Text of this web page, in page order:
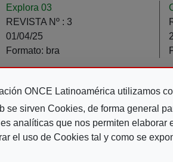
ONCE Latinoamérica utilizamos
se sirven Cookies, de forma general
analíticas que nos permiten elaborar
el uso de Cookies tal y como se
Explora 03
REVISTA Nº : 3
01/04/25
Formato: bra
1